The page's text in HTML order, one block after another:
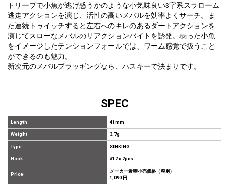
トリーブで小魚が逃げ惑うかのような小気味良いS字系スラローム
逃走アクションを演じ、活性の高いメバルを効率よくサーチ。ま
た連続トゥイッチすると左右へのキレのあるダートアクションを
演じてスローなメバルのリアクションバイトを誘発。弱った小魚
をイメージしたテンションフォールでは、ワーム感覚で扱うこと
ができるのも魅力。
新次元のメバルプラッギングなら、ハスキーで決まりです。
SPEC
Length 41mm
Weight 3.7g
Type SINKING
Hook #12 x 2pcs
Price
メーカー希望小売価格（税別）
1,090 円